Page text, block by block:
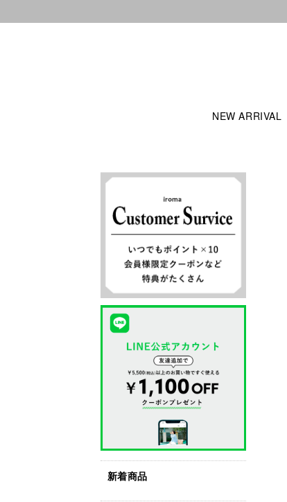
NEW ARRIVAL
新着商品